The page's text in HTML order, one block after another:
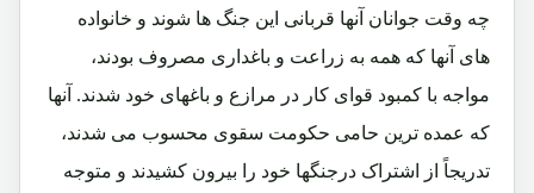
چه وقت جوانان آنها قربانی این جنگ ها شوند و خانواده
های آنها که همه به زراعت و باغداری مصروف بودند،
مواجه با کمبود قوای کار در مرازع و باغهای خود شدند. آنها
که عمده ترین حامی حکومت سقوی محسوب می شدند،
تدریجاً از اشتراک درجنگها خود را بیرون کشیدند و متوجه